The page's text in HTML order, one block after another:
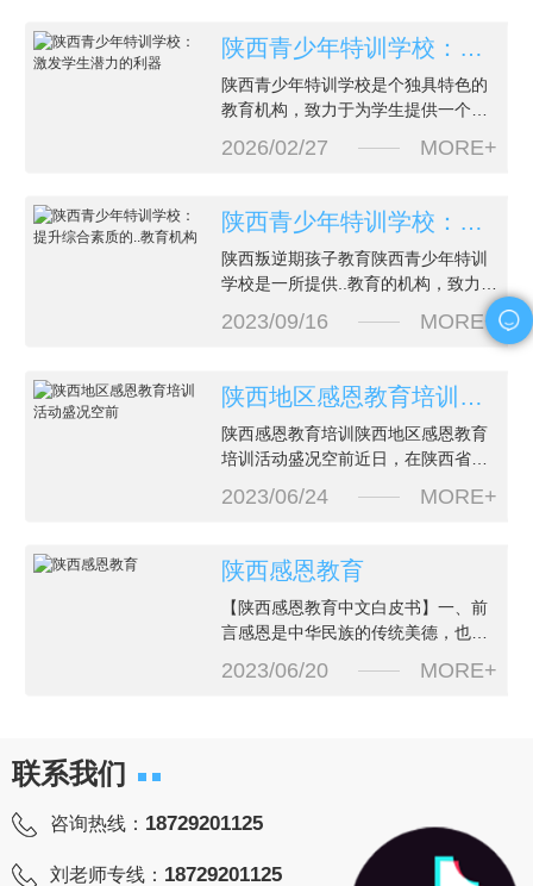
陕西青少年特训学校：激发学生潜力的利器
陕西青少年特训学校是个独具特色的
教育机构，致力于为学生提供一个蓬
绩，更关注学生的..发展。在这里，学
动，激发他们的创造力和..潜力。学校
的师资力量强大而专业。老师们充满
激情，耐心倾听学生的想法，并通过
个性化的辅导帮助他们克服困难，实
现自我突破。学生们在这样
2026/02/27 MORE+
陕西青少年特训学校：提升综合素质的..教育机构
陕西叛逆期孩子教育陕西青少年特训
学校是一所提供..教育的机构，致力于
培养青少年的综合素质。我们坚信，
每个孩子都有潜力，通过专业的指导
在陕西青少年特训学校，我们注重学
生的..发展。我们提供多种课程，涵盖
了学术知识、体育锻炼、艺术表演等
领域。通过丰富多样的学习活动，学
2023/09/16 MORE+
陕西地区感恩教育培训活动盛况空前
陕西感恩教育培训陕西地区感恩教育
培训活动盛况空前近日，在陕西省举
泛关注，活动现场气氛热烈，参与人
西省教育厅主办，旨在引导广大师生
深入学习“感恩”这一重要品德，加强
道德教育和文明礼仪教育。活动面向
全省中小学校师生以及教育行政部门
工作人员，覆盖范围广泛，受到了
2023/06/24 MORE+
陕西感恩教育
【陕西感恩教育中文白皮书】一、前
言感恩是中华民族的传统美德，也是
分。陕西作为一个历史悠久、文化灿
陕西感恩文化的源起和发展陕西是中
2023/06/20 MORE+
联系我们
咨询热线： 18729201125
刘老师专线： 18729201125